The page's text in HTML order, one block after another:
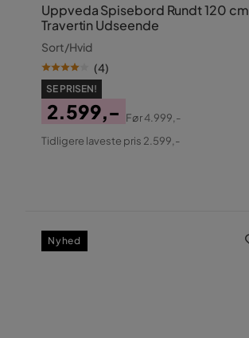
Uppveda Spisebord Rundt 120 cm
Travertin Udseende
Sort/Hvid
(4)
SE PRISEN!
Pris
2.599,-
Original
Før4.999,-
Tidligere laveste pris 2.599,-
Nyhed